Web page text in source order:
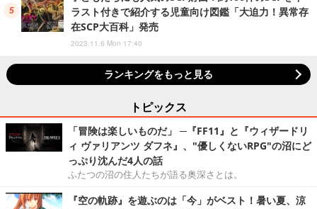
ラスト付きで紹介する児童向け図鑑「大迫力！異常存
在SCP大百科」発売
2023.11.6 Mon 17:40
ランキングをもっと見る
トピックス
「冒険は楽しいものだ」 ─『FF11』と『ウィザードリ
ィ ヴァリアンツ ダフネ』、"優しくないRPG"の沼にど
っぷり沈んだ4人の話
ふたつの沼の住人たちが語る奥深さとは。
『空の軌跡』を遊ぶのは「今」がベスト！暑い夏、涼